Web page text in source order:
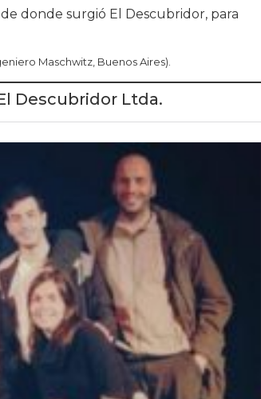
donde surgió El Descubridor, para
Maschwitz, Buenos Aires).
Descubridor Ltda.